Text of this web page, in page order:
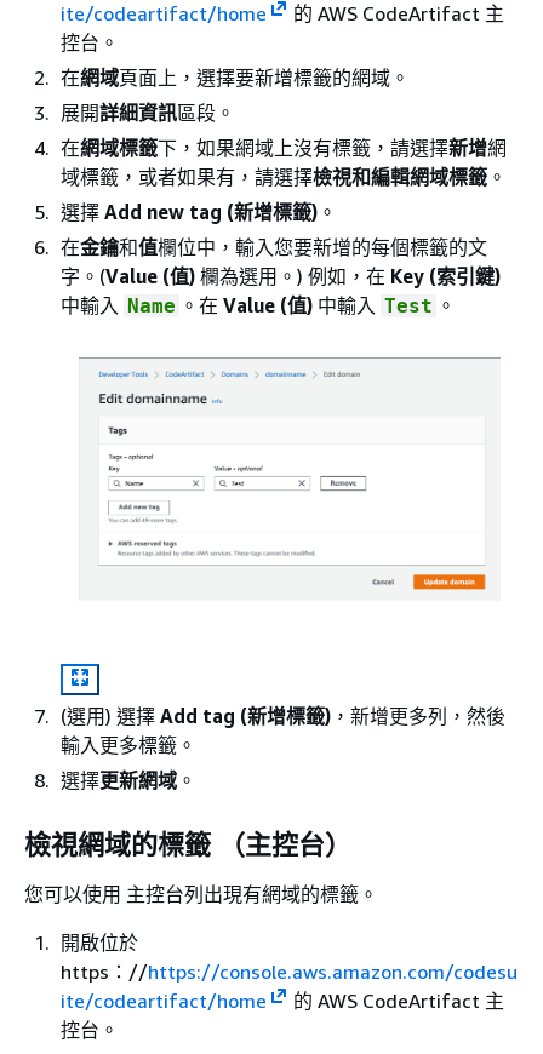
ite/codeartifact/home
的 AWS CodeArtifact 主
控台。
在網域頁面上，選擇要新增標籤的網域。
展開詳細資訊區段。
在網域標籤下，如果網域上沒有標籤，請選擇新增網
域標籤，或者如果有，請選擇檢視和編輯網域標籤 。
選擇 Add new tag (新增標籤) 。
在金鑰和值欄位中，輸入您要新增的每個標籤的文
字。(Value (值) 欄為選用。) 例如，在 Key (索引鍵)
中輸入 Name 。在 Value (值) 中輸入 Test 。
(選用) 選擇 Add tag (新增標籤) ，新增更多列，然後
輸入更多標籤。
選擇更新網域 。
檢視網域的標籤 （主控台）
您可以使用 主控台列出現有網域的標籤。
開啟位於
https：//https://console.aws.amazon.com/codesu
ite/codeartifact/home
的 AWS CodeArtifact 主
控台。